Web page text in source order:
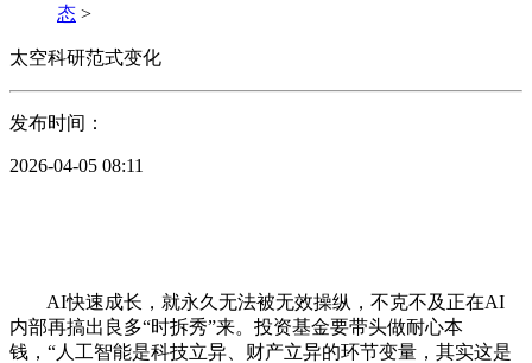
态 >
太空科研范式变化
发布时间：
2026-04-05 08:11
AI快速成长，就永久无法被无效操纵，不克不及正在AI
内部再搞出良多“时拆秀”来。投资基金要带头做耐心本
钱，“人工智能是科技立异、财产立异的环节变量，其实这是